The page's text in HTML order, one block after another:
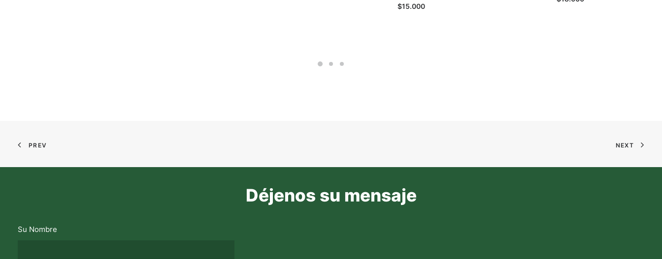
$15.000
PREV NEXT
Déjenos su mensaje
Su Nombre